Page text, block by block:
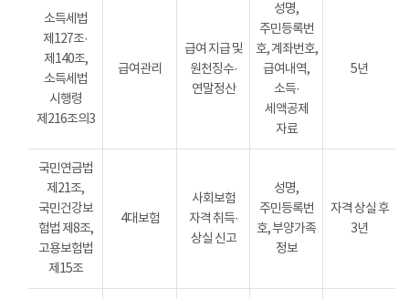
소득세법
제127조·
제140조,
소득세법
시행령
제216조의3
급여관리
급여 지급 및
원천징수·
연말정산
성명,
주민등록번
호, 계좌번호,
급여내역,
소득·
세액공제
자료
5년
국민연금법
제21조,
국민건강보
험법 제8조,
고용보험법
제15조
4대보험
사회보험
자격 취득·
상실 신고
성명,
주민등록번
호, 부양가족
정보
자격 상실 후
3년